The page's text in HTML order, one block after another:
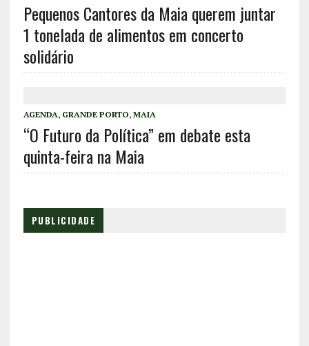
Pequenos Cantores da Maia querem juntar
1 tonelada de alimentos em concerto
solidário
AGENDA, GRANDE PORTO, MAIA
“O Futuro da Política” em debate esta
quinta-feira na Maia
PUBLICIDADE